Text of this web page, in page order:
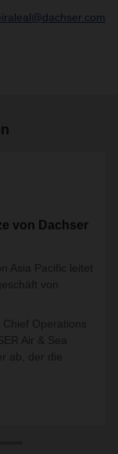
von Dachser
Asia Pacific leitet
von
Operations
Air & Sea
ab, der die